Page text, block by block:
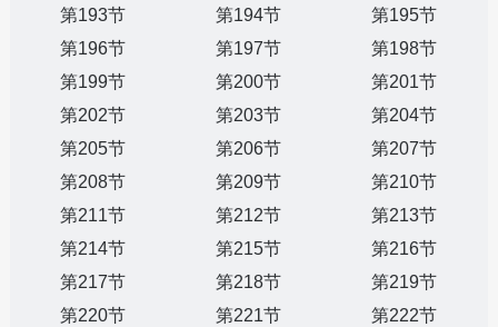
第193节
第194节
第195节
第196节
第197节
第198节
第199节
第200节
第201节
第202节
第203节
第204节
第205节
第206节
第207节
第208节
第209节
第210节
第211节
第212节
第213节
第214节
第215节
第216节
第217节
第218节
第219节
第220节
第221节
第222节